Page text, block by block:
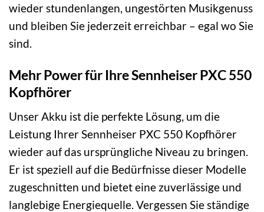
wieder stundenlangen, ungestörten Musikgenuss
und bleiben Sie jederzeit erreichbar – egal wo Sie
sind.
Mehr Power für Ihre Sennheiser PXC 550
Kopfhörer
Unser Akku ist die perfekte Lösung, um die
Leistung Ihrer Sennheiser PXC 550 Kopfhörer
wieder auf das ursprüngliche Niveau zu bringen.
Er ist speziell auf die Bedürfnisse dieser Modelle
zugeschnitten und bietet eine zuverlässige und
langlebige Energiequelle. Vergessen Sie ständige